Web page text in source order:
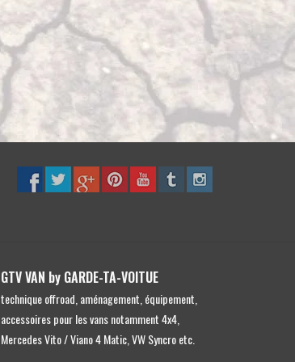
GTV VAN by GARDE-TA-VOITUE
technique offroad, aménagement, équipement,
accessoires pour les vans notamment 4x4,
Mercedes Vito / Viano 4 Matic, VW Syncro etc.